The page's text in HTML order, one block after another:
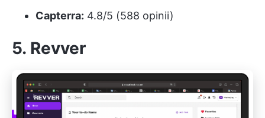
Capterra: 4.8/5 (588 opinii)
5. Revver